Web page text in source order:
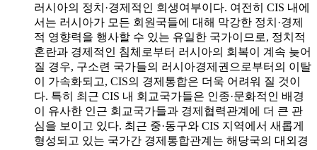
러시아의 정치·경제적인 회생여부이다. 여전히 CIS 내에
서는 러시아가 모든 회원국들에 대해 막강한 정치·경제
적 영향력을 행사할 수 있는 유일한 국가이므로, 정치적
혼란과 경제적인 침체로부터 러시아의 회복이 계속 늦어
질 경우, 구소련 국가들의 러시아경제권으로부터의 이탈
이 가속화되고, CIS의 경제통합은 더욱 어려워 질 것이
다. 특히 최근 CIS 내 회교국가들은 인종·문화적인 배경
이 유사한 인근 회교국가들과 경제협력관계에 더 큰 관
심을 보이고 있다. 최근 중·동구와 CIS 지역에서 새롭게
형성되고 있는 국가간 경제통합관계는 해당국의 대외경